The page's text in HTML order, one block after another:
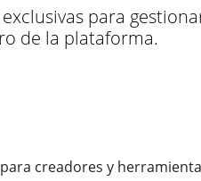
para
de la plataforma.
creadores y